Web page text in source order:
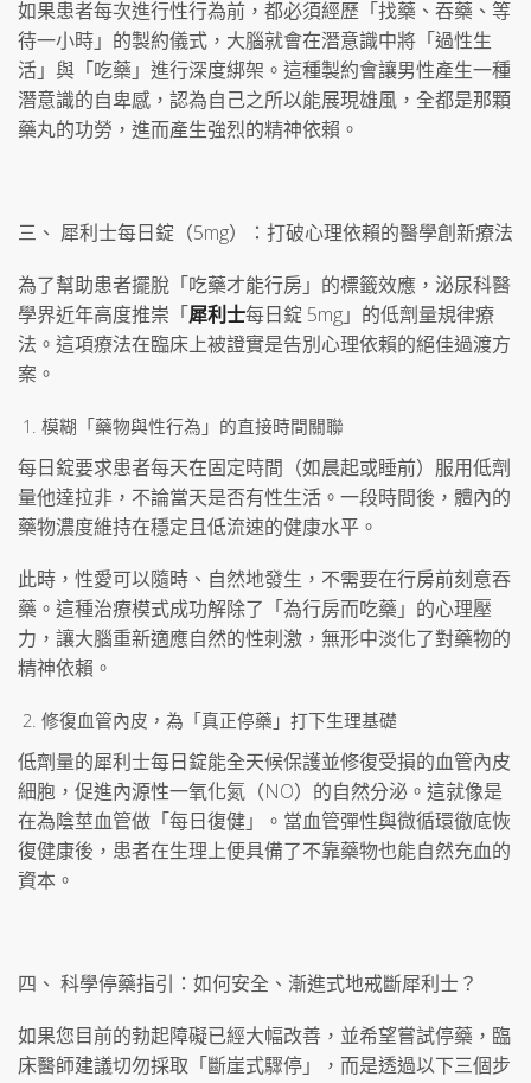
如果患者每次進行性行為前，都必須經歷「找藥、吞藥、等
待一小時」的製約儀式，大腦就會在潛意識中將「過性生
活」與「吃藥」進行深度綁架。這種製約會讓男性產生一種
潛意識的自卑感，認為自己之所以能展現雄風，全都是那顆
藥丸的功勞，進而產生強烈的精神依賴。
三、 犀利士每日錠（5mg）：打破心理依賴的醫學創新療法
為了幫助患者擺脫「吃藥才能行房」的標籤效應，泌尿科醫
學界近年高度推崇「犀利士每日錠 5mg」的低劑量規律療
法。這項療法在臨床上被證實是告別心理依賴的絕佳過渡方
案。
模糊「藥物與性行為」的直接時間關聯
每日錠要求患者每天在固定時間（如晨起或睡前）服用低劑
量他達拉非，不論當天是否有性生活。一段時間後，體內的
藥物濃度維持在穩定且低流速的健康水平。
此時，性愛可以隨時、自然地發生，不需要在行房前刻意吞
藥。這種治療模式成功解除了「為行房而吃藥」的心理壓
力，讓大腦重新適應自然的性刺激，無形中淡化了對藥物的
精神依賴。
修復血管內皮，為「真正停藥」打下生理基礎
低劑量的犀利士每日錠能全天候保護並修復受損的血管內皮
細胞，促進內源性一氧化氮（NO）的自然分泌。這就像是
在為陰莖血管做「每日復健」。當血管彈性與微循環徹底恢
復健康後，患者在生理上便具備了不靠藥物也能自然充血的
資本。
四、 科學停藥指引：如何安全、漸進式地戒斷犀利士？
如果您目前的勃起障礙已經大幅改善，並希望嘗試停藥，臨
床醫師建議切勿採取「斷崖式驟停」，而是透過以下三個步